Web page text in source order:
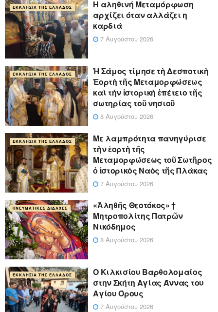
ΕΚΚΛΗΣΊΑ ΤΗΣ ΕΛΛΆΔΟΣ
Η αληθινή Μεταμόρφωση
αρχίζει όταν αλλάζει η
καρδιά
7 Αυγούστου 2026
ΕΚΚΛΗΣΊΑ ΤΗΣ ΕΛΛΆΔΟΣ
Ἡ Σάμος τίμησε τὴ Δεσποτικὴ
Ἑορτὴ τῆς Μεταμορφώσεως
καὶ τὴν ἱστορικὴ ἐπέτειο τῆς
σωτηρίας τοῦ νησιοῦ
8 Αυγούστου 2026
ΕΚΚΛΗΣΊΑ ΤΗΣ ΕΛΛΆΔΟΣ
Με λαμπρότητα πανηγύρισε
τὴν ἑορτὴ τῆς
Μεταμορφώσεως τοῦ Σωτῆρος
ὁ ἱστορικὸς Ναὸς τῆς Πλάκας
7 Αυγούστου 2026
ΠΝΕΥΜΑΤΙΚΈΣ ΔΙΔΑΧΈΣ
«Ἀληθῆς Θεοτόκος» †
Μητροπολίτης Πατρῶν
Νικόδημος
8 Αυγούστου 2026
ΕΚΚΛΗΣΊΑ ΤΗΣ ΕΛΛΆΔΟΣ
Ο Κιλκισίου Βαρθολομαίος
στην Σκήτη Αγίας Άννας του
Αγίου Όρους
7 Αυγούστου 2026